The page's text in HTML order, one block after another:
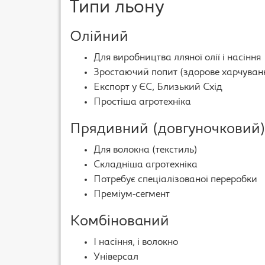
Типи льону
Олійний
Для виробництва лляної олії і насіння
Зростаючий попит (здорове
Експорт у ЄС, Близький Схід
Простіша агротехніка
Прядивний (довгуночковий)
Для волокна (текстиль)
Складніша агротехніка
Потребує спеціалізованої переробки
Преміум-сегмент
Комбінований
І насіння, і волокно
Універсал